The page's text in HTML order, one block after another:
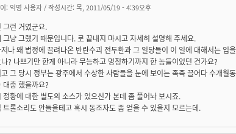
: 익명 사용자 / 작성시간: 목, 2011/05/19 - 4:39오후
그런 거였군요.
그냥 그랬기 때문입니다. 로 끝내지 마시고 자세히 설명해 주세요.
나 왜 법정에 끌려나온 반란수괴 전두환과 그 일당들이 이 일에 대해서는 입
? 나쁘기만 한게 아니라 무능하고 멍청하기까지 한 놈들이었던 건가요?
그 당시 정부는 광주에서 수상한 사람들을 눈에 보이는 족족 끌어다 수개월
대충 했을까요?
정황에 대한 별도의 소스가 있으신가 본데 좀 풀어놔 보시죠.
트롤소리도 안들을테고 혹시 동조자도 좀 얻을 수 있을지 모르는데.